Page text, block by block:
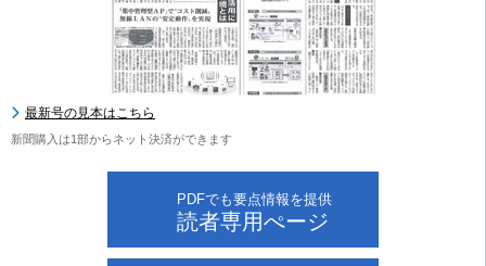
最新号の見本はこちら
新聞購入は1部からネット決済ができます
PDFでも要点情報を提供
読者専用ぺージ